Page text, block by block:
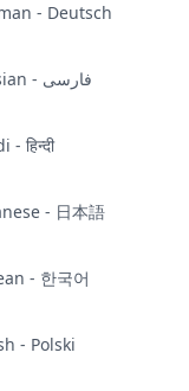
- Deutsch
🇮🇷 Persian - فارسی
हिन्दी
- 日本語
- 한국어
- Polski